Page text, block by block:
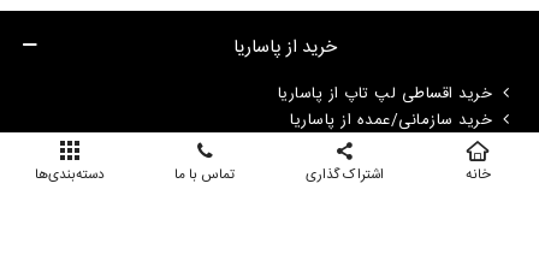
خرید از پاساریا
خرید اقساطی لپ تاپ از پاساریا
خرید سازمانی/عمده از پاساریا
خانه اشتراک گذاری تماس با ما دسته‌بندی‌ها